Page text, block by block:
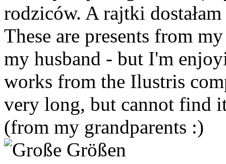
rodziców. A rajtki
These are presents from
my husband - but I'm
works from the Ilustris
very long, but cannot find
(from my grandparents :)